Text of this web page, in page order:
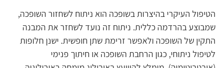
הטיפול העיקרי בהיצרות בשופכה הוא ניתוח לשחזור השופכה,
שמבוצע בהרדמה כללית. ניתוח זה נועד לשחזר את המבנה
התקין של השופכה ולאפשר זרימת שתן חופשית. ישנן חלופות
לטיפול ניתוחי, כגון הרחבת השופכה או חיתוך פנימי